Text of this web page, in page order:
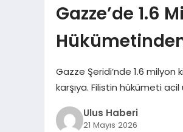
Gazze’de 1.6
Gazze Şeridi’nde 1.6 milyon
karşıya. Filistin hükümeti
Ulus Haberi
21 Mayıs 2026